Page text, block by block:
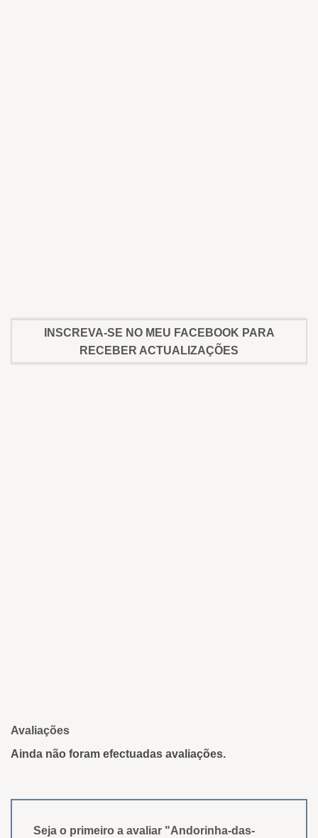
INSCREVA-SE NO MEU FACEBOOK PARA
RECEBER ACTUALIZAÇÕES
Avaliações
Ainda não foram efectuadas avaliações.
Seja o primeiro a avaliar "Andorinha-das-